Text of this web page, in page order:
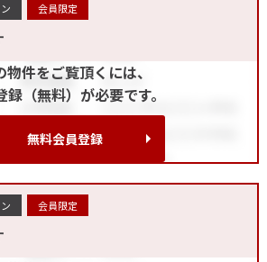
会員限定
物件をご覧頂くには、
録（無料）が必要です。
無料会員登録
会員限定